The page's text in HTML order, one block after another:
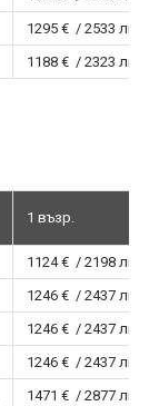
1295 € / 2533 лв.
1188 € / 2323 лв.
1 възр.
1124 € / 2198 лв.
1246 € / 2437 лв.
1246 € / 2437 лв.
1246 € / 2437 лв.
1471 € / 2877 лв.